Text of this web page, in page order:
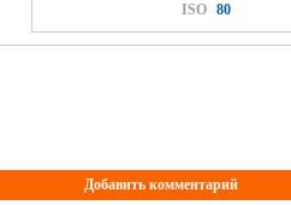
ISO
80
Добавить комментарий